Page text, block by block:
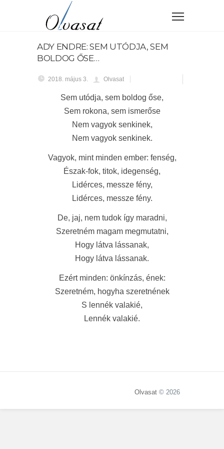
ADY ENDRE: SEM UTÓDJA, SEM
BOLDOG ŐSE…
2018. május 3. Olvasat
Sem utódja, sem boldog őse,
Sem rokona, sem ismerőse
Nem vagyok senkinek,
Nem vagyok senkinek.
Vagyok, mint minden ember: fenség,
Észak-fok, titok, idegenség,
Lidérces, messze fény,
Lidérces, messze fény.
De, jaj, nem tudok így maradni,
Szeretném magam megmutatni,
Hogy látva lássanak,
Hogy látva lássanak.
Ezért minden: önkínzás, ének:
Szeretném, hogyha szeretnének
S lennék valakié,
Lennék valakié.
Olvasat © 2026